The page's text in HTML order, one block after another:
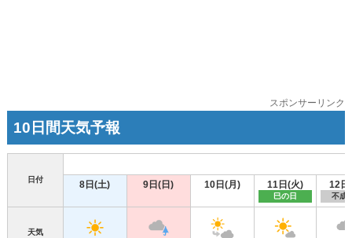
スポンサーリンク
10日間天気予報
日付 8日(土) 9日(日) 10日(月) 11日(火)
巳の日
12日
不成
天気